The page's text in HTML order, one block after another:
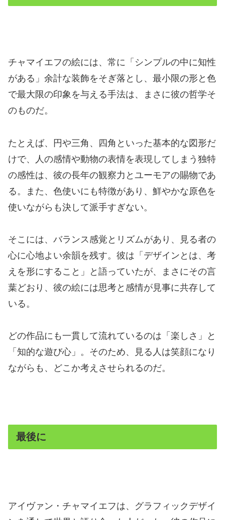
チャマイエフの絵には、常に「シンプルの中に知性
がある」余計な装飾をそぎ落とし、最小限の形と色
で最大限の印象を与える手法は、まさに彼の哲学そ
のものだ。
たとえば、円や三角、四角といった基本的な図形だ
けで、人の感情や動物の表情を表現してしまう独特
の感性は、彼の長年の観察力とユーモアの賜物であ
る。また、色使いにも特徴があり、鮮やかな原色を
使いながらも決して派手すぎない。
そこには、バランス感覚とリズムがあり、見る者の
心に心地よい余韻を残す。彼は「デザインとは、考
えを形にすること」と語っていたが、まさにその言
葉どおり、彼の絵には思考と感情が見事に共存して
いる。
どの作品にも一貫して流れているのは「楽しさ」と
「知的な遊び心」。そのため、見る人は笑顔になり
ながらも、どこか考えさせられるのだ。
最後に
アイヴァン・チャマイエフは、グラフィックデザイ